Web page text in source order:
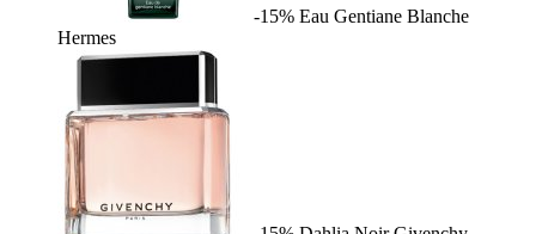
-15% Eau Gentiane Blanche
Hermes